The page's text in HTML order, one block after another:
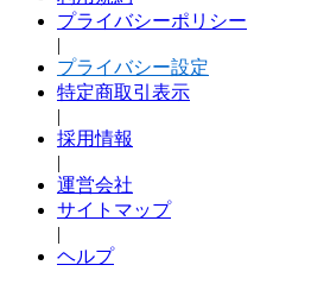
プライバシーポリシー
|
プライバシー設定
特定商取引表示
|
採用情報
|
運営会社
サイトマップ
|
ヘルプ